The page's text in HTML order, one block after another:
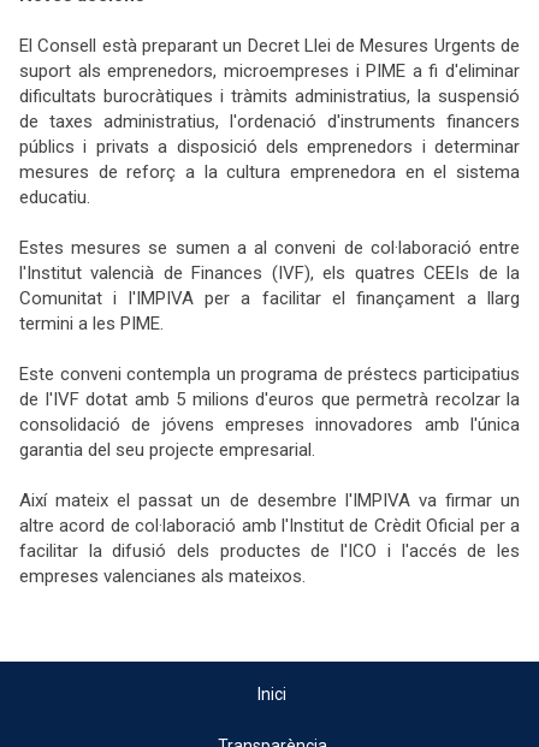
El Consell està preparant un Decret Llei de Mesures Urgents de
suport als emprenedors, microempreses i PIME a fi d'eliminar
dificultats burocràtiques i tràmits administratius, la suspensió
de taxes administratius, l'ordenació d'instruments financers
públics i privats a disposició dels emprenedors i determinar
mesures de reforç a la cultura emprenedora en el sistema
educatiu.
Estes mesures se sumen a al conveni de col·laboració entre
l'Institut valencià de Finances (IVF), els quatres CEEIs de la
Comunitat i l'IMPIVA per a facilitar el finançament a llarg
termini a les PIME.
Este conveni contempla un programa de préstecs participatius
de l'IVF dotat amb 5 milions d'euros que permetrà recolzar la
consolidació de jóvens empreses innovadores amb l'única
garantia del seu projecte empresarial.
Així mateix el passat un de desembre l'IMPIVA va firmar un
altre acord de col·laboració amb l'Institut de Crèdit Oficial per a
facilitar la difusió dels productes de l'ICO i l'accés de les
empreses valencianes als mateixos.
Inici